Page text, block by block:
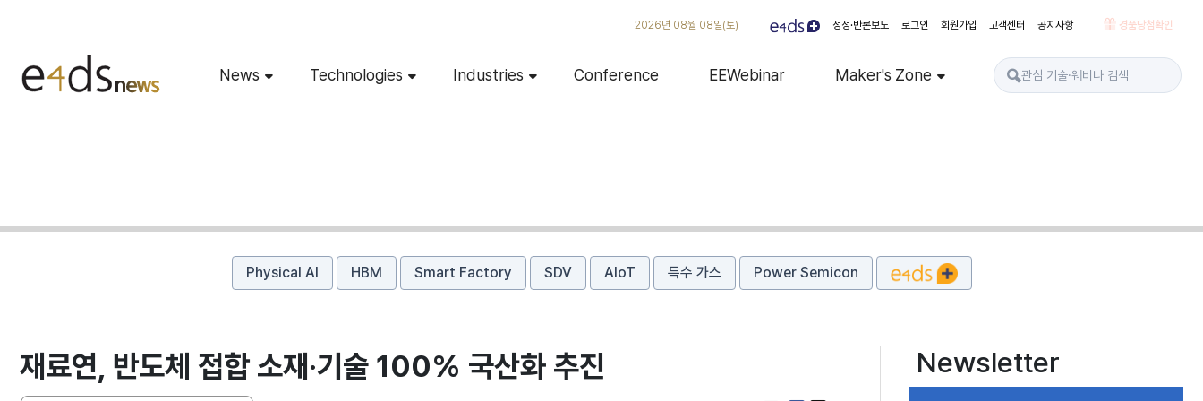
2026년 08월 08일(토) 정정·반론보도 로그인 회원가입 고객센터 공지사항 경품당첨확인
News Technologies Industries Conference EEWebinar Maker's Zone
Physical AI HBM Smart Factory SDV AIoT 특수 가스 Power Semicon
재료연, 반도체 접합 소재·기술 100% 국산화 추진 Newsletter